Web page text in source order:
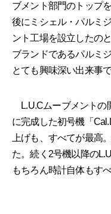
ブメント部門のトップ
後にミシェル・パルミ
ント工場を設立したの
ブランドであるパルミ
とても興味深い出来事で
L.U.Cムーブメントの
に完成した初号機「
上げも、すべてが最高
た。続く2号機以降の
もちろん時計自体もす